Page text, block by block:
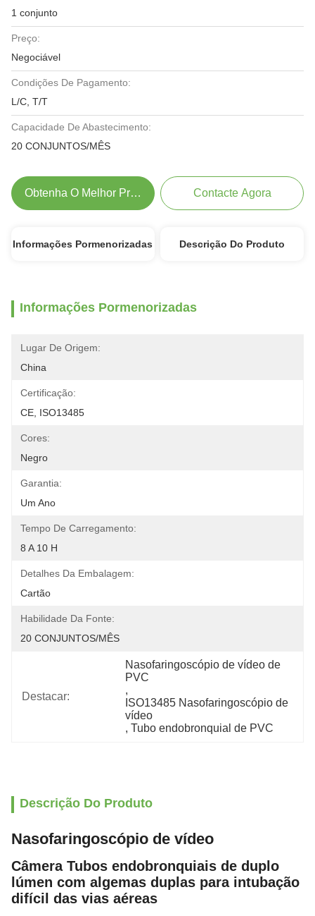
1 conjunto
Preço:
Negociável
Condições De Pagamento:
L/C, T/T
Capacidade De Abastecimento:
20 CONJUNTOS/MÊS
Obtenha O Melhor Preço Contacte Agora
Informações Pormenorizadas Descrição Do Produto
Informações Pormenorizadas
Lugar De Origem:
China
Certificação:
CE, ISO13485
Cores:
Negro
Garantia:
Um Ano
Tempo De Carregamento:
8 A 10 H
Detalhes Da Embalagem:
Cartão
Habilidade Da Fonte:
20 CONJUNTOS/MÊS
Destacar:
Nasofaringoscópio de vídeo de
PVC
,
ISO13485 Nasofaringoscópio de
vídeo
, Tubo endobronquial de PVC
Descrição Do Produto
Nasofaringoscópio de vídeo
Câmera Tubos endobronquiais de duplo
lúmen com algemas duplas para intubação
difícil das vias aéreas